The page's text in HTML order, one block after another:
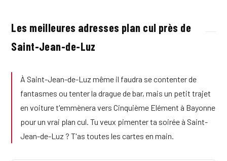
Les meilleures adresses plan cul près de
Saint-Jean-de-Luz
À Saint-Jean-de-Luz même il faudra se contenter de
fantasmes ou tenter la drague de bar, mais un petit trajet
en voiture t'emmènera vers Cinquième Elément à Bayonne
pour un vrai plan cul. Tu veux pimenter ta soirée à Saint-
Jean-de-Luz ? T'as toutes les cartes en main.